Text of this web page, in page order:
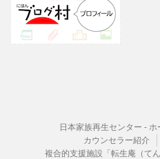
日本家族再生センター - ホ
カウンセラー紹介
複合的支援施設「転生庵（て